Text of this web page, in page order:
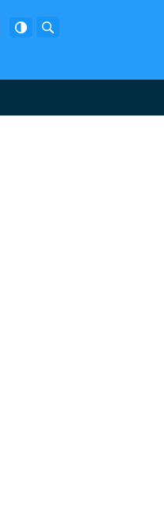
Facebook